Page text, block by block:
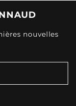
nouvelles